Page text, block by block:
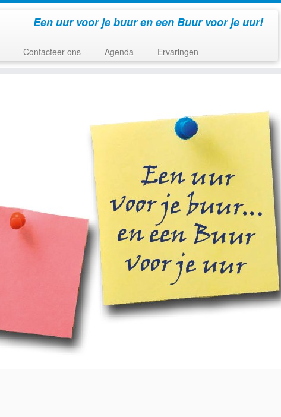
Een uur voor je buur en een Buur voor je uur!
Contacteer ons Agenda Ervaringen